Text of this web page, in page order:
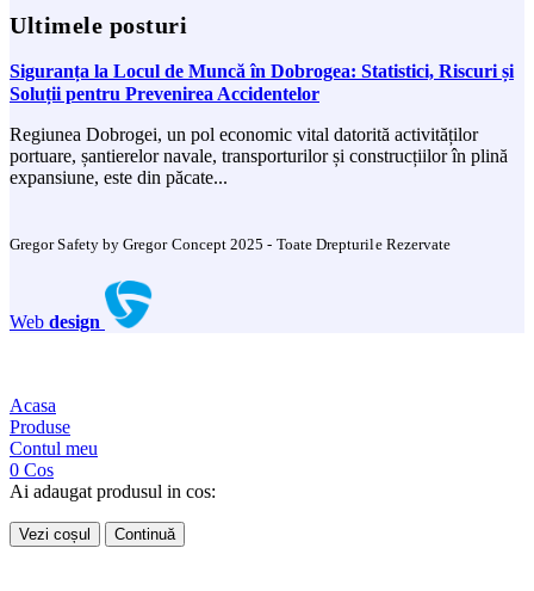
Ultimele posturi
Siguranța la Locul de Muncă în Dobrogea: Statistici, Riscuri și
Soluții pentru Prevenirea Accidentelor
Regiunea Dobrogei, un pol economic vital datorită activităților
portuare, șantierelor navale, transporturilor și construcțiilor în plină
expansiune, este din păcate...
Gregor Safety by Gregor Concept 2025 - Toate Drepturile Rezervate
Web design
Acasa
Produse
Contul meu
0 Cos
Ai adaugat produsul in cos:
Vezi coșul Continuă